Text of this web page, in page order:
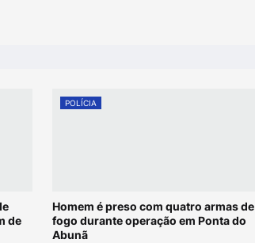
de
POLÍCIA
Homem é preso com quatro armas de
fogo durante operação em Ponta do
Abunã